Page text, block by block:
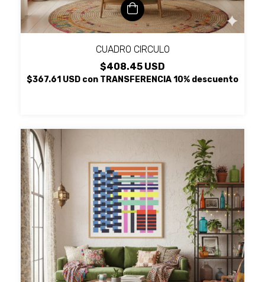
CUADRO CIRCULO
$408.45 USD
$367.61 USD con TRANSFERENCIA 10% descuento